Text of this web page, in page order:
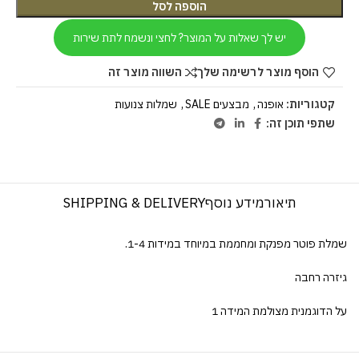
הוספה לסל
יש לך שאלות על המוצר? לחצי ונשמח לתת שירות
הוסף מוצר לרשימה שלך השווה מוצר זה
קטגוריות: אופנה, מבצעים SALE , שמלות צנועות
שתפי תוכן זה:
תיאורמידע נוסףSHIPPING & DELIVERY
שמלת פוטר מפנקת ומחממת במיוחד במידות 1-4.
גיזרה רחבה
על הדוגמנית מצולמת המידה 1